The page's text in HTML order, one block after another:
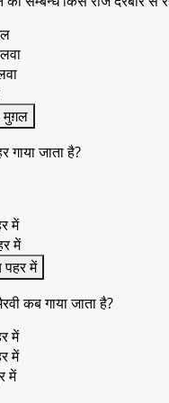
मुग़ल
गाया जाता है?
में
में
पहर में
कब गाया जाता है?
में
में
में